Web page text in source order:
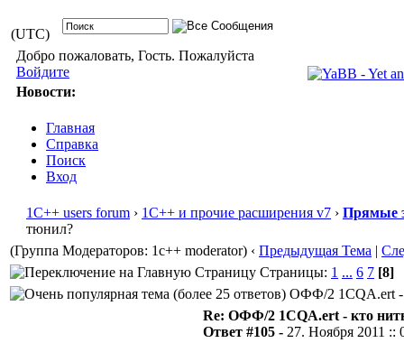
(UTC)
Добро пожаловать, Гость. Пожалуйста
Войдите
Новости:
Главная
Справка
Поиск
Вход
1С++ users forum › 1С++ и прочие расширения v7 › Прямые
тюнил?
(Группа Модераторов: 1c++ moderator) ‹ Предыдущая Тема |
Страницы: 1 ... 6 7 [8]
ОФФ/2 1CQA.ert -
Re: ОФФ/2 1CQA.ert - кто
Ответ #105 - 27. Ноября 2011 ::